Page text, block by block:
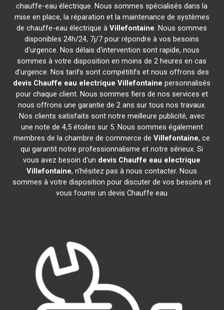
chauffe-eau électrique. Nous sommes spécialisés dans la
mise en place, la réparation et la maintenance de systèmes
de chauffe-eau électrique àVillefontaine. Nous sommes
disponibles 24h/24, 7j/7 pour répondre à vos besoins
d'urgence. Nos délais d'intervention sont rapide, nous
sommes à votre disposition en moins de 2 heures en cas
d'urgence. Nos tarifs sont compétitifs et nous offrons des
devis Chauffe eau electrique Villefontaine personnalisés
pour chaque client. Nous sommes fiers de nos services et
nous offrons une garantie de 2 ans sur tous nos travaux.
Nos clients satisfaits sont notre meilleure publicité, avec
une note de 4,5 étoiles sur 5. Nous sommes également
membres de la chambre de commerce deVillefontaine, ce
qui garantit notre professionnalisme et notre sérieux. Si
vous avez besoin d'un devis Chauffe eau electrique
Villefontaine, n'hésitez pas à nous contacter. Nous
sommes à votre disposition pour discuter de vos besoins et
vous fournir un devis Chauffe eau